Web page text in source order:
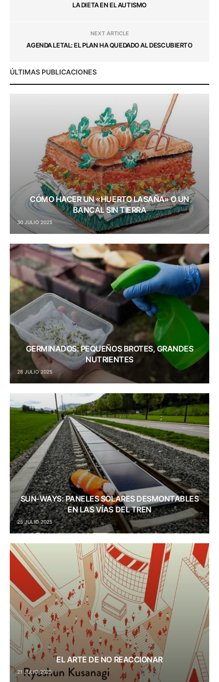
LA DIETA EN EL AUTISMO
NEXT ARTICLE
AGENDA LETAL: EL PLAN HA QUEDADO AL DESCUBIERTO
ÚLTIMAS PUBLICACIONES
CÓMO HACER UN «HUERTO LASAÑA» O UN
BANCAL SIN TIERRA
30 JULIO 2025
GERMINADOS: PEQUEÑOS BROTES, GRANDES
NUTRIENTES
28 JULIO 2025
SUN-WAYS: PANELES SOLARES DESMONTABLES
EN LAS VÍAS DEL TREN
25 JULIO 2025
EL ARTE DE NO REACCIONAR
21 JULIO 2025